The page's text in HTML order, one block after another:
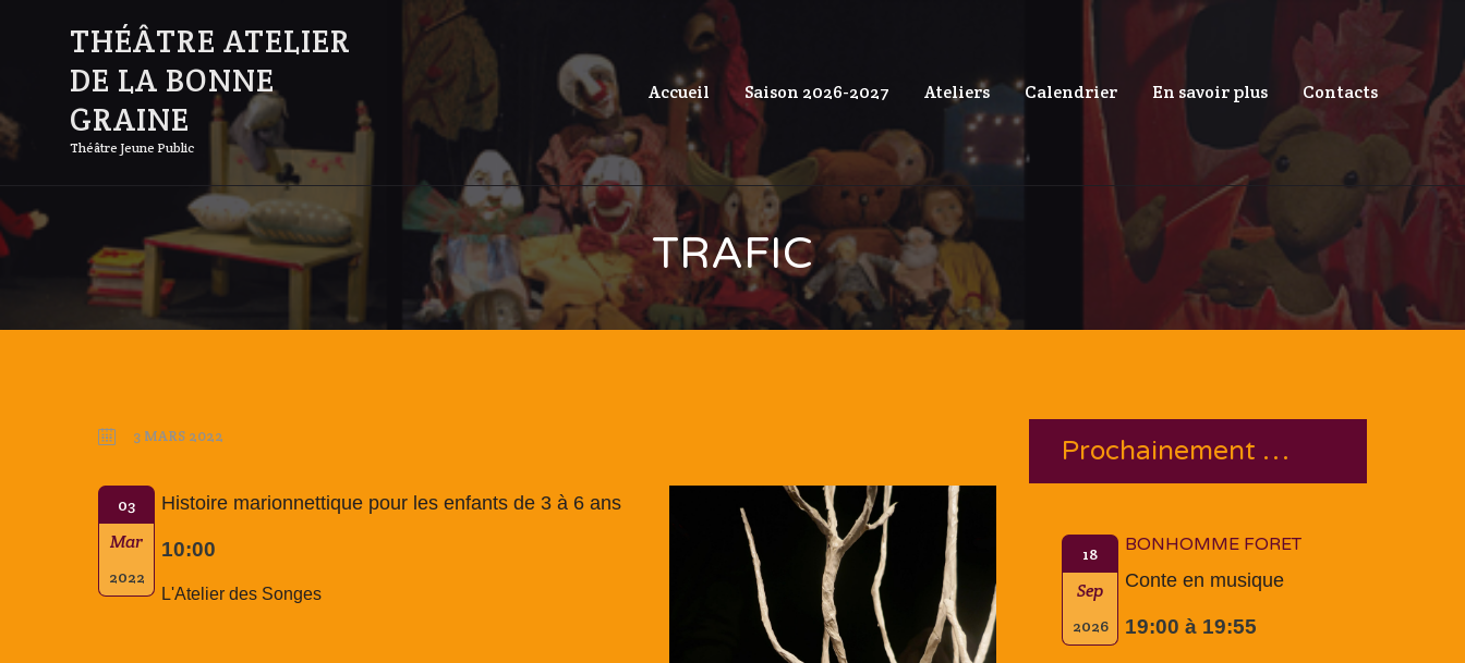
THÉÂTRE ATELIER
DE LA BONNE
GRAINE
Théâtre Jeune Public
Accueil Saison 2026-2027 Ateliers Calendrier En savoir plus Contacts
TRAFIC
3 MARS 2022
03
Mar
2022
Histoire marionnettique pour les enfants de 3 à 6 ans
10:00
L'Atelier des Songes
Prochainement …
18
Sep
2026
BONHOMME FORET
Conte en musique
19:00 à 19:55